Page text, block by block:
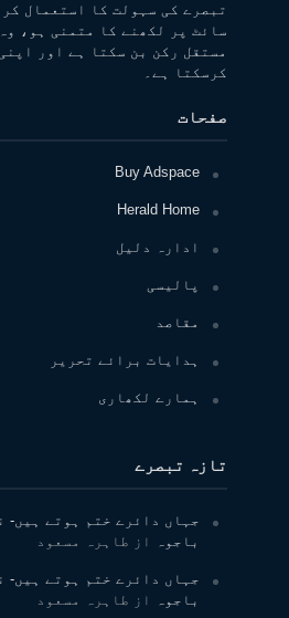
تبصرے کی سہولت کا استعمال
سائٹ پر لکھنے کا متمنی ہو، وہ
مستقل رکن بن سکتا ہے اور
کرسکتا ہے۔
صفحات
Buy Adspace
Herald Home
ادارہ دلیل
پالیسی
مقاصد
ہدایات برائے تحریر
ہمارے لکھاری
تازہ تبصرے
جہاں دائرے ختم ہوتے ہیں-
باجوہ
از طاہرہ مسعود
جہاں دائرے ختم ہوتے ہیں-
باجوہ
از طاہرہ مسعود